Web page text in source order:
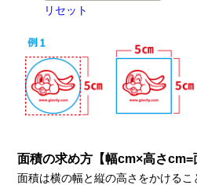
リセット
面積の求め方【幅cm×高さcm=
面積は横の幅と縦の高さをかけるこ